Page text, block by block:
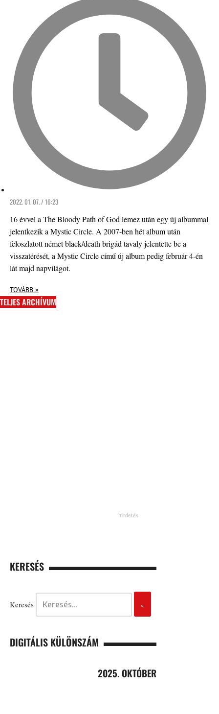
2022. 01. 07. / 16:23
16 évvel a The Bloody Path of God lemez után egy új albummal
jelentkezik a Mystic Circle. A 2007-ben hét album után
feloszlatott német black/death brigád tavaly jelentette be a
visszatérését, a Mystic Circle című új album pedig február 4-én
lát majd napvilágot.
TOVÁBB »
TELJES ARCHÍVUM
KERESÉS
Keresés
DIGITÁLIS KÜLÖNSZÁM
2025. OKTÓBER